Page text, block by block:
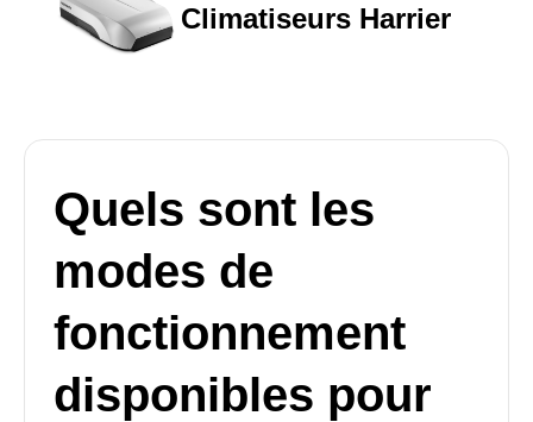
Climatiseurs Harrier
Quels sont les
modes de
fonctionnement
disponibles pour